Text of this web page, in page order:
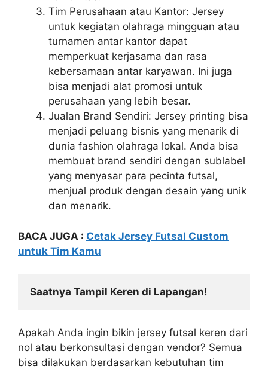
Tim Perusahaan atau Kantor: Jersey
untuk kegiatan olahraga mingguan atau
turnamen antar kantor dapat
memperkuat kerjasama dan rasa
kebersamaan antar karyawan. Ini juga
bisa menjadi alat promosi untuk
perusahaan yang lebih besar.
Jualan Brand Sendiri: Jersey printing bisa
menjadi peluang bisnis yang menarik di
dunia fashion olahraga lokal. Anda bisa
membuat brand sendiri dengan sublabel
yang menyasar para pecinta futsal,
menjual produk dengan desain yang unik
dan menarik.
BACA JUGA : Cetak Jersey Futsal Custom
untuk Tim Kamu
Saatnya Tampil Keren di Lapangan!
Apakah Anda ingin bikin jersey futsal keren dari
nol atau berkonsultasi dengan vendor? Semua
bisa dilakukan berdasarkan kebutuhan tim